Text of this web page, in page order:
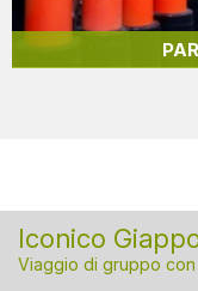
Iconico
Viaggio di gruppo